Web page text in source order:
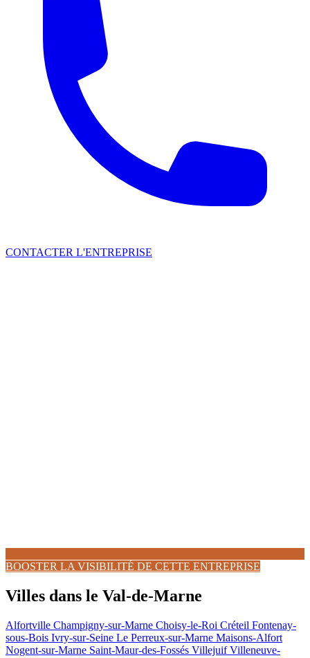
CONTACTER L'ENTREPRISE
BOOSTER LA VISIBILITÉ DE CETTE ENTREPRISE
Villes dans le Val-de-Marne
Alfortville Champigny-sur-Marne Choisy-le-Roi Créteil Fontenay-
sous-Bois Ivry-sur-Seine Le Perreux-sur-Marne Maisons-Alfort
Nogent-sur-Marne Saint-Maur-des-Fossés VillejuifVilleneuve-